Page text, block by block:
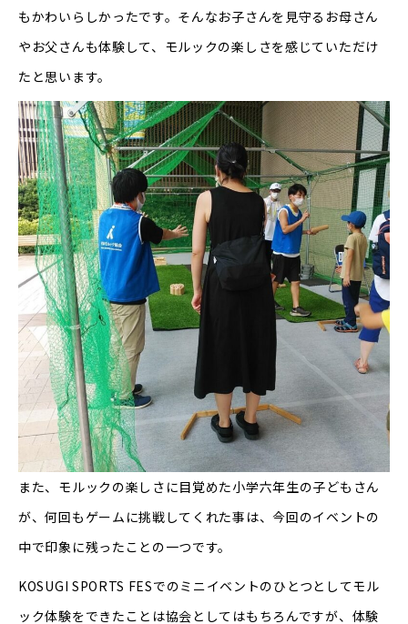
もかわいらしかったです。そんなお子さんを見守るお母さん
やお父さんも体験して、モルックの楽しさを感じていただけ
たと思います。
また、モルックの楽しさに目覚めた小学六年生の子どもさん
が、何回もゲームに挑戦してくれた事は、今回のイベントの
中で印象に残ったことの一つです。
KOSUGI SPORTS FESでのミニイベントのひとつとしてモル
ック体験をできたことは協会としてはもちろんですが、体験